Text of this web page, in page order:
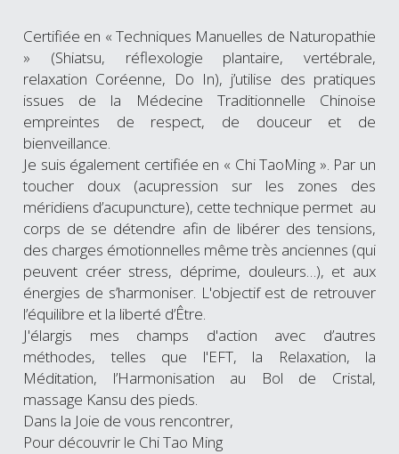
Certifiée en « Techniques Manuelles de Naturopathie
» (Shiatsu, réflexologie plantaire, vertébrale,
relaxation Coréenne, Do In), j’utilise des pratiques
issues de la Médecine Traditionnelle Chinoise
empreintes de respect, de douceur et de
bienveillance.
Je suis également certifiée en « Chi TaoMing ». Par un
toucher doux (acupression sur les zones des
méridiens d’acupuncture), cette technique permet  au
corps de se détendre afin de libérer des tensions,
des charges émotionnelles même très anciennes (qui
peuvent créer stress, déprime, douleurs…), et aux
énergies de s’harmoniser. L'objectif est de retrouver
l’équilibre et la liberté d’Être.
J'élargis mes champs d'action avec d’autres
méthodes, telles que l'EFT, la Relaxation, la
Méditation, l’Harmonisation au Bol de Cristal,
massage Kansu des pieds.
Dans la Joie de vous rencontrer,
Pour découvrir le Chi Tao Ming